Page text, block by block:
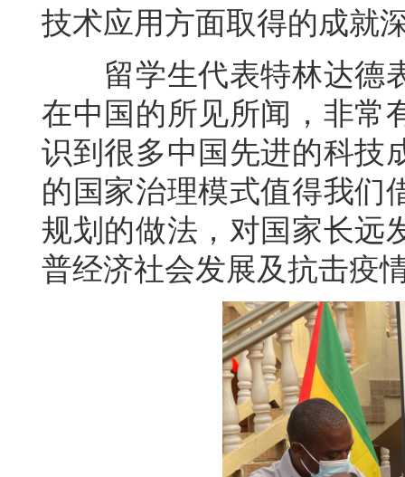
技术应用方面取得的成就
留学生代表特林达德表
在中国的所见所闻，非常
识到很多中国先进的科技
的国家治理模式值得我们
规划的做法，对国家长远
普经济社会发展及抗击疫